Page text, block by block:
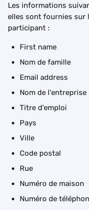
Les informations
elles sont fournies sur
participant :
First name
Nom de famille
Email address
Nom de l'entreprise
Titre d'emploi
Pays
Ville
Code postal
Rue
Numéro de maison
Numéro de